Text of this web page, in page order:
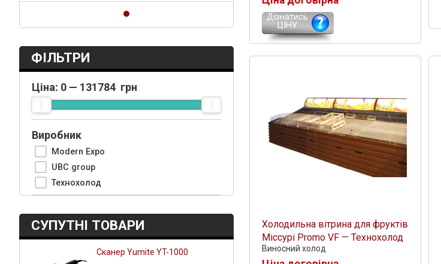
ФІЛЬТРИ
Ціна: 0 — 131784 грн
Виробник
Modern Expo
UBC group
Технохолод
СУПУТНІ ТОВАРИ
Сканер Yumite YT-1000
Дізнатись
ЦІНУ
Холодильна вітрина для фруктів
Міссурі Promo VF — Технохолод
Виносний холод